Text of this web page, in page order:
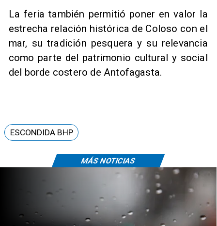
La feria también permitió poner en valor la
estrecha relación histórica de Coloso con el
mar, su tradición pesquera y su relevancia
como parte del patrimonio cultural y social
del borde costero de Antofagasta.
MÁS NOTICIAS
ESCONDIDA BHP